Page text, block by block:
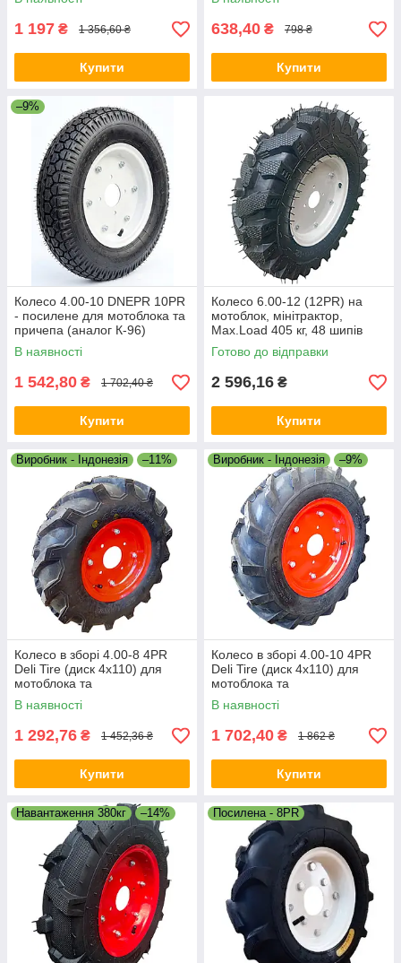
1 197 ₴ 1 356,60 ₴
Купити
638,40 ₴ 798 ₴
Купити
–9%
Колесо 4.00-10 DNEPR 10PR
- посилене для мотоблока та
причепа (аналог К-96)
В наявності
1 542,80 ₴ 1 702,40 ₴
Купити
Колесо 6.00-12 (12PR) на
мотоблок, мінітрактор,
Max.Load 405 кг, 48 шипів
Готово до відправки
2 596,16 ₴
Купити
Виробник - Індонезія –11%
Колесо в зборі 4.00-8 4PR
Deli Tire (диск 4х110) для
мотоблока та
мінісільгосптехніки
В наявності
1 292,76 ₴ 1 452,36 ₴
Купити
Виробник - Індонезія –9%
Колесо в зборі 4.00-10 4PR
Deli Tire (диск 4х110) для
мотоблока та
мінісільгосптехніки
В наявності
1 702,40 ₴ 1 862 ₴
Купити
Навантаження 380кг –14% Посилена - 8PR